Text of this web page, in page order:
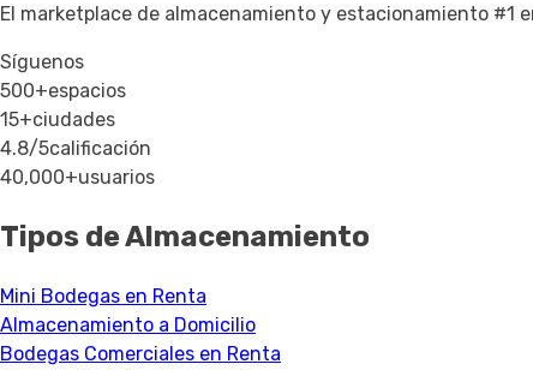
El marketplace de almacenamiento y estacionamiento #1
Síguenos
500+espacios
15+ciudades
4.8/5calificación
40,000+usuarios
Tipos de Almacenamiento
Mini Bodegas en Renta
Almacenamiento a Domicilio
Bodegas Comerciales en Renta